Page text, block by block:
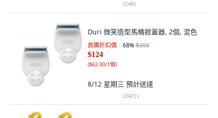
(248)
Duri 微笑造型馬桶掀蓋器, 2個, 混色
首購折扣價 68%$393
$124
($62.00/1個)
8/12 星期三 預計送達
(2421)